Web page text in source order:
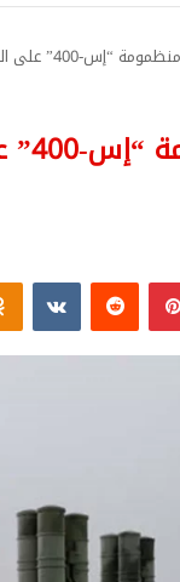
السورية .. تعرف على التفاصيل
بينتيريست